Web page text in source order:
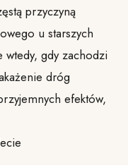
przyczyną
u starszych
gdy zachodzi
dróg
efektów,